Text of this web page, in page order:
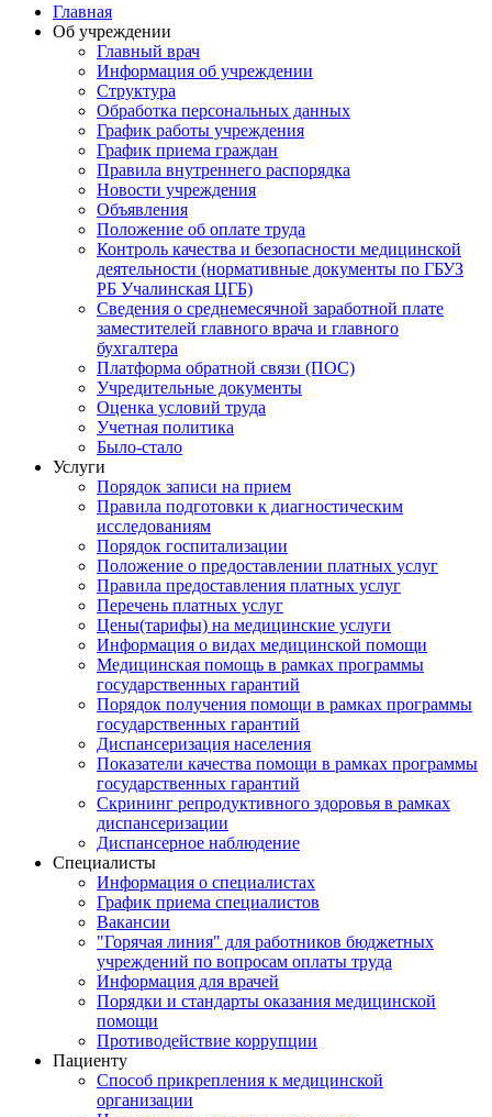
Главная
Об учреждении
Главный врач
Информация об учреждении
Структура
Обработка персональных данных
График работы учреждения
График приема граждан
Правила внутреннего распорядка
Новости учреждения
Объявления
Положение об оплате труда
Контроль качества и безопасности медицинской
деятельности (нормативные документы по ГБУЗ
РБ Учалинская ЦГБ)
Сведения о среднемесячной заработной плате
заместителей главного врача и главного
бухгалтера
Платформа обратной связи (ПОС)
Учредительные документы
Оценка условий труда
Учетная политика
Было-стало
Услуги
Порядок записи на прием
Правила подготовки к диагностическим
исследованиям
Порядок госпитализации
Положение о предоставлении платных услуг
Правила предоставления платных услуг
Перечень платных услуг
Цены(тарифы) на медицинские услуги
Информация о видах медицинской помощи
Медицинская помощь в рамках программы
государственных гарантий
Порядок получения помощи в рамках программы
государственных гарантий
Диспансеризация населения
Показатели качества помощи в рамках программы
государственных гарантий
Скрининг репродуктивного здоровья в рамках
диспансеризации
Диспансерное наблюдение
Специалисты
Информация о специалистах
График приема специалистов
Вакансии
"Горячая линия" для работников бюджетных
учреждений по вопросам оплаты труда
Информация для врачей
Порядки и стандарты оказания медицинской
помощи
Противодействие коррупции
Пациенту
Способ прикрепления к медицинской
организации